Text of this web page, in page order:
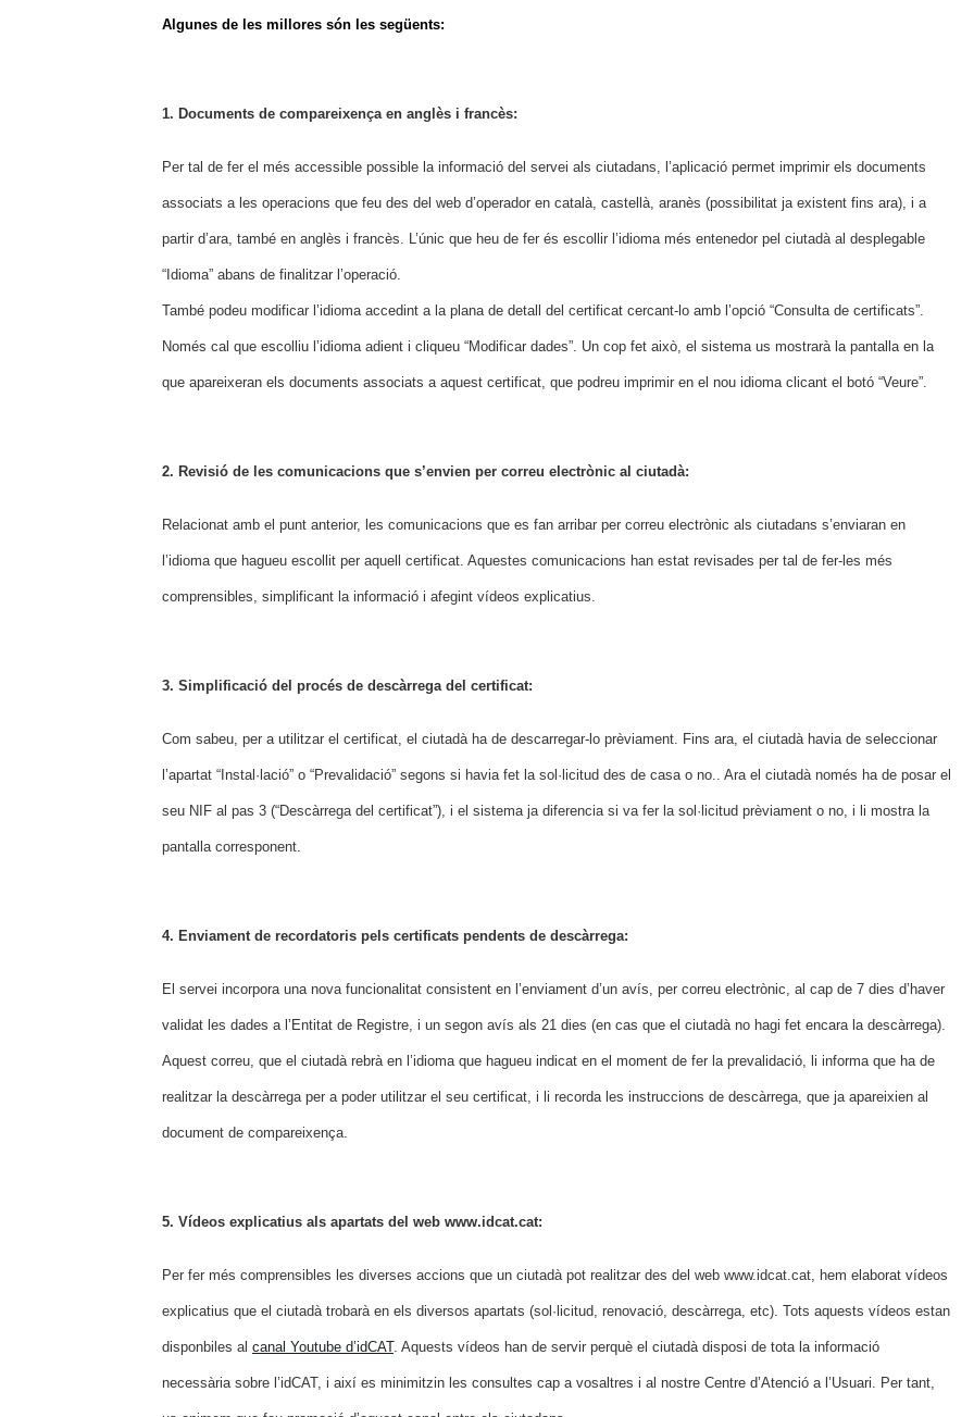
Algunes de les millores són les següents:
1. Documents de compareixença en anglès i francès:
Per tal de fer el més accessible possible la informació del servei als ciutadans, l’aplicació permet imprimir els documents
associats a les operacions que feu des del web d’operador en català, castellà, aranès (possibilitat ja existent fins ara), i a
partir d’ara, també en anglès i francès. L’únic que heu de fer és escollir l’idioma més entenedor pel ciutadà al desplegable
“Idioma” abans de finalitzar l’operació.
També podeu modificar l’idioma accedint a la plana de detall del certificat cercant-lo amb l’opció “Consulta de certificats”.
Només cal que escolliu l’idioma adient i cliqueu “Modificar dades”. Un cop fet això, el sistema us mostrarà la pantalla en la
que apareixeran els documents associats a aquest certificat, que podreu imprimir en el nou idioma clicant el botó “Veure”.
2. Revisió de les comunicacions que s’envien per correu electrònic al ciutadà:
Relacionat amb el punt anterior, les comunicacions que es fan arribar per correu electrònic als ciutadans s’enviaran en
l’idioma que hagueu escollit per aquell certificat. Aquestes comunicacions han estat revisades per tal de fer-les més
comprensibles, simplificant la informació i afegint vídeos explicatius.
3. Simplificació del procés de descàrrega del certificat:
Com sabeu, per a utilitzar el certificat, el ciutadà ha de descarregar-lo prèviament. Fins ara, el ciutadà havia de seleccionar
l’apartat “Instal·lació” o “Prevalidació” segons si havia fet la sol·licitud des de casa o no.. Ara el ciutadà només ha de posar el
seu NIF al pas 3 (“Descàrrega del certificat”), i el sistema ja diferencia si va fer la sol·licitud prèviament o no, i li mostra la
pantalla corresponent.
4. Enviament de recordatoris pels certificats pendents de descàrrega:
El servei incorpora una nova funcionalitat consistent en l’enviament d’un avís, per correu electrònic, al cap de 7 dies d’haver
validat les dades a l’Entitat de Registre, i un segon avís als 21 dies (en cas que el ciutadà no hagi fet encara la descàrrega).
Aquest correu, que el ciutadà rebrà en l’idioma que hagueu indicat en el moment de fer la prevalidació, li informa que ha de
realitzar la descàrrega per a poder utilitzar el seu certificat, i li recorda les instruccions de descàrrega, que ja apareixien al
document de compareixença.
5. Vídeos explicatius als apartats del web www.idcat.cat:
Per fer més comprensibles les diverses accions que un ciutadà pot realitzar des del web www.idcat.cat, hem elaborat vídeos
explicatius que el ciutadà trobarà en els diversos apartats (sol·licitud, renovació, descàrrega, etc). Tots aquests vídeos estan
disponbiles al canal Youtube d’idCAT. Aquests vídeos han de servir perquè el ciutadà disposi de tota la informació
necessària sobre l’idCAT, i així es minimitzin les consultes cap a vosaltres i al nostre Centre d’Atenció a l’Usuari. Per tant,